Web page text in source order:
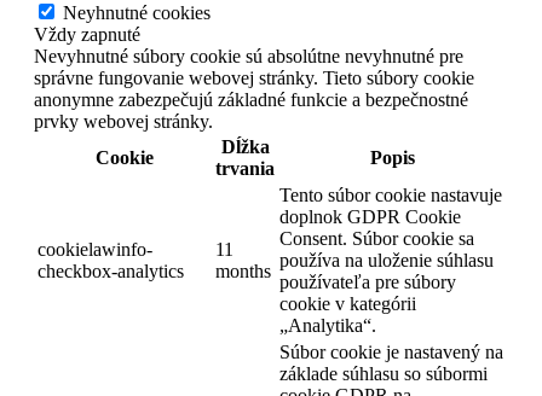
Neyhnutné cookies
Vždy zapnuté
Nevyhnutné súbory cookie sú absolútne nevyhnutné pre
správne fungovanie webovej stránky. Tieto súbory cookie
anonymne zabezpečujú základné funkcie a bezpečnostné
prvky webovej stránky.
Cookie
Dĺžka
trvania
Popis
cookielawinfo-
checkbox-analytics
11
months
Tento súbor cookie nastavuje
doplnok GDPR Cookie
Consent. Súbor cookie sa
používa na uloženie súhlasu
používateľa pre súbory
cookie v kategórii
„Analytika“.
Súbor cookie je nastavený na
základe súhlasu so súbormi